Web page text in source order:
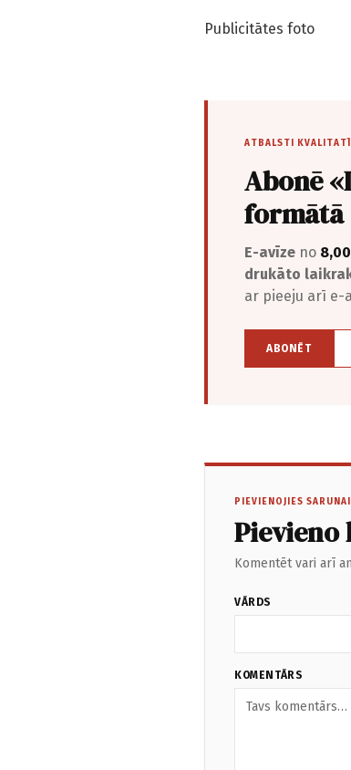
Publicitātes foto
ATBALSTI
Abonē
formātā
E-avīze no
drukāto
ar pieeju arī e-
ABONĒT
PIEVIENOJIES SARUNAI
Pievieno
Komentēt vari arī
VĀRDS
KOMENTĀRS